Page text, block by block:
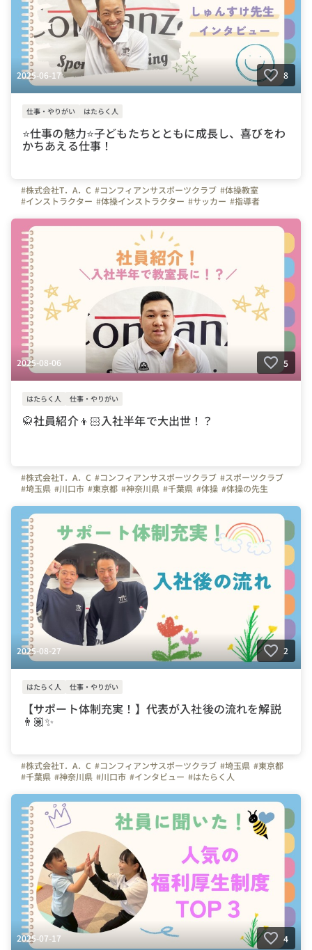
2025-06-17 8
仕事・やりがい はたらく人
⭐️仕事の魅力⭐️子どもたちとともに成長し、喜びをわ
かちあえる仕事！
#株式会社T．A．C #コンフィアンサスポーツクラブ #体操教室
#インストラクター #体操インストラクター #サッカー #指導者
#弊社のすごいところ
2025-08-06 5
はたらく人 仕事・やりがい
🥋社員紹介👦🏻入社半年で大出世！？
#株式会社T．A．C #コンフィアンサスポーツクラブ #スポーツクラブ
#埼玉県 #川口市 #東京都 #神奈川県 #千葉県 #体操 #体操の先生
#上司や先輩のキャラクター #はたらく人 #成長実感 #未経験
#スキルアップ
2025-08-27 2
はたらく人 仕事・やりがい
【サポート体制充実！】代表が入社後の流れを解説
👨🏽✨
#株式会社T．A．C #コンフィアンサスポーツクラブ #埼玉県 #東京都
#千葉県 #神奈川県 #川口市 #インタビュー #はたらく人
#弊社のすごいところ #入社後の流れ #研修レポート
#インストラクター
#サッカー
#幼児体育
#未経験
2025-07-17 4